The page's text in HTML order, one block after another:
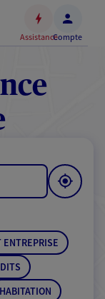
AssistanceCompte
ENTREPRISE
HABITATION